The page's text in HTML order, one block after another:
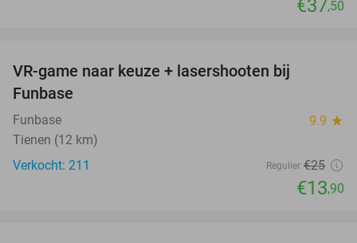
€37,50
VR-game naar keuze + lasershooten bij
Funbase
Funbase 9.9 star
Tienen (12 km)
Verkocht: 211
Regulier €25
€13,90